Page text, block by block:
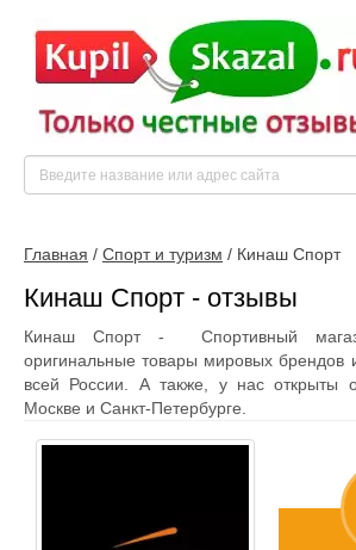
Главная / Спорт и туризм / Кинаш Спорт
Кинаш Спорт - отзывы
Кинаш Спорт - Спортивный
оригинальные товары мировых брендов
всей России. А также, у нас открыты
Москве и Санкт-Петербурге.